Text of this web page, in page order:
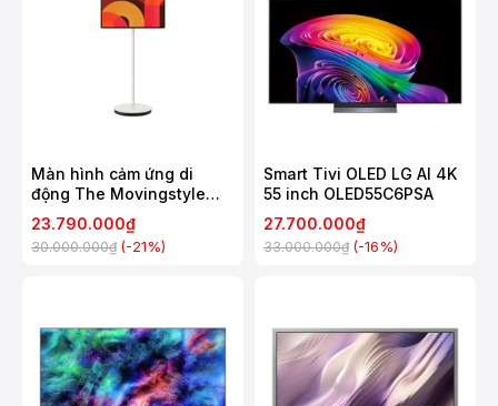
Màn hình cảm ứng di
động The Movingstyle
Samsung 27 Inch
UA27LSM7FAXXXV
23.790.000₫
30.000.000₫ (-21%)
Smart Tivi OLED LG AI 4K
55 inch OLED55C6PSA
27.700.000₫
33.000.000₫ (-16%)